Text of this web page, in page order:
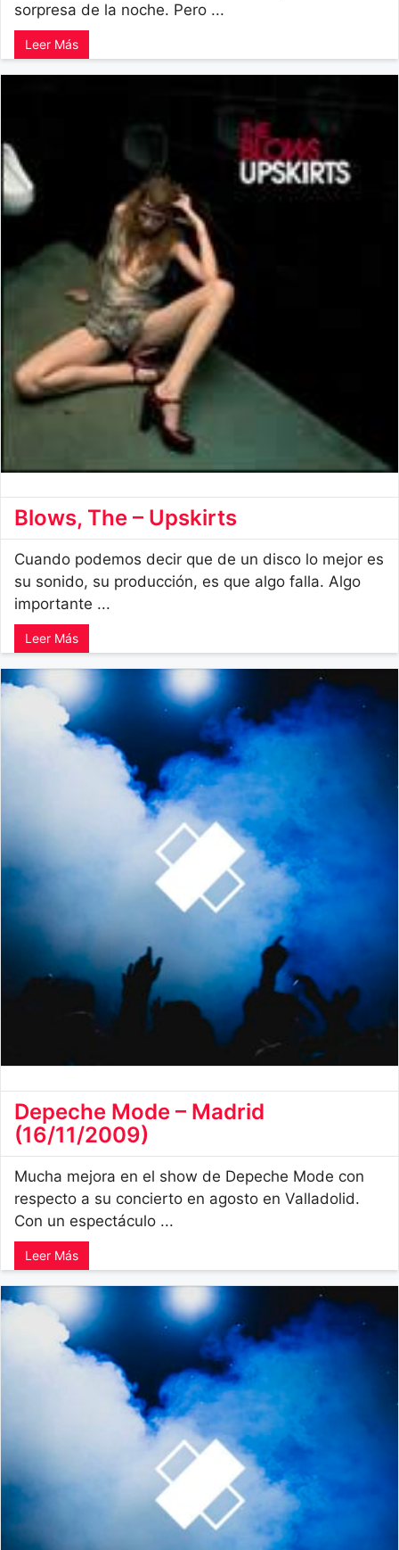
sorpresa de la noche. Pero ...
Leer Más
Blows, The – Upskirts
Cuando podemos decir que de un disco lo mejor es
su sonido, su producción, es que algo falla. Algo
importante ...
Leer Más
Depeche Mode – Madrid
(16/11/2009)
Mucha mejora en el show de Depeche Mode con
respecto a su concierto en agosto en Valladolid.
Con un espectáculo ...
Leer Más